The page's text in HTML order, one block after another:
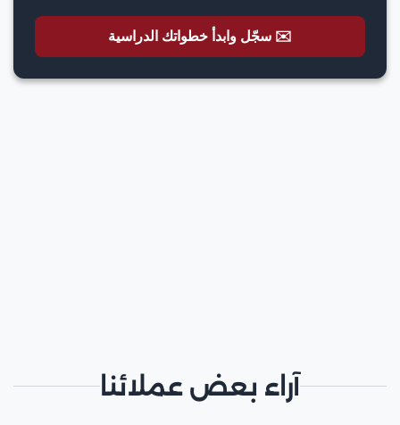
✉️ سجّل وابدأ خطواتك الدراسية
آراء بعض عملائنا